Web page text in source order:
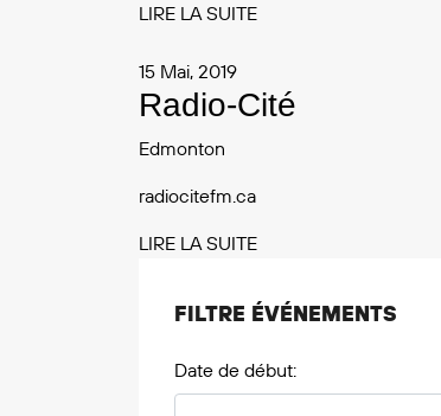
LIRE LA SUITE
15 Mai, 2019
Radio-Cité
Edmonton
radiocitefm.ca
LIRE LA SUITE
FILTRE ÉVÉNEMENTS
Date de début: